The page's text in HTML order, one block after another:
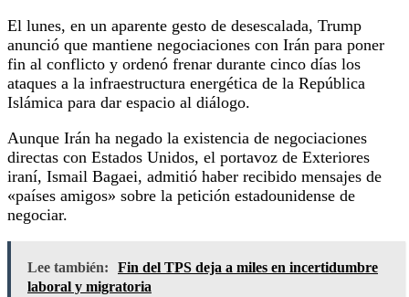
El lunes, en un aparente gesto de desescalada, Trump
anunció que mantiene negociaciones con Irán para poner
fin al conflicto y ordenó frenar durante cinco días los
ataques a la infraestructura energética de la República
Islámica para dar espacio al diálogo.
Aunque Irán ha negado la existencia de negociaciones
directas con Estados Unidos, el portavoz de Exteriores
iraní, Ismail Bagaei, admitió haber recibido mensajes de
«países amigos» sobre la petición estadounidense de
negociar.
Lee también:
Fin del TPS deja a miles en incertidumbre
laboral y migratoria